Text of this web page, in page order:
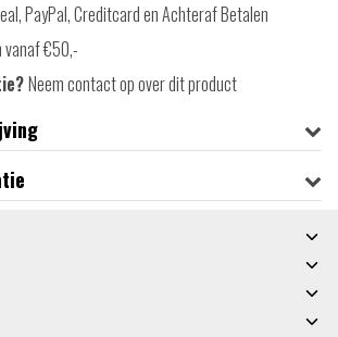
PayPal, Creditcard en Achteraf Betalen
vanaf €50,-
Neem contact op over dit product